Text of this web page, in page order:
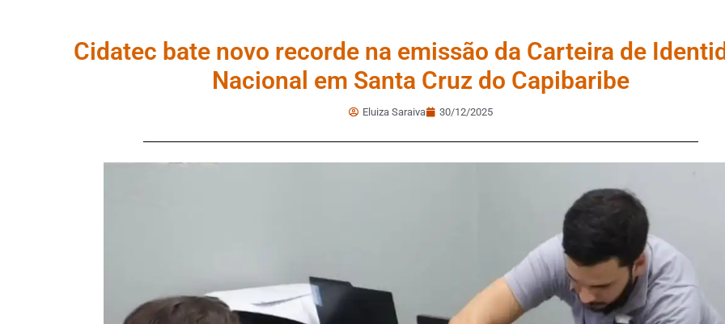
Cidatec bate novo recorde na emissão da Carteira de
Nacional em Santa Cruz do Capibaribe
Eluiza Saraiva 30/12/2025